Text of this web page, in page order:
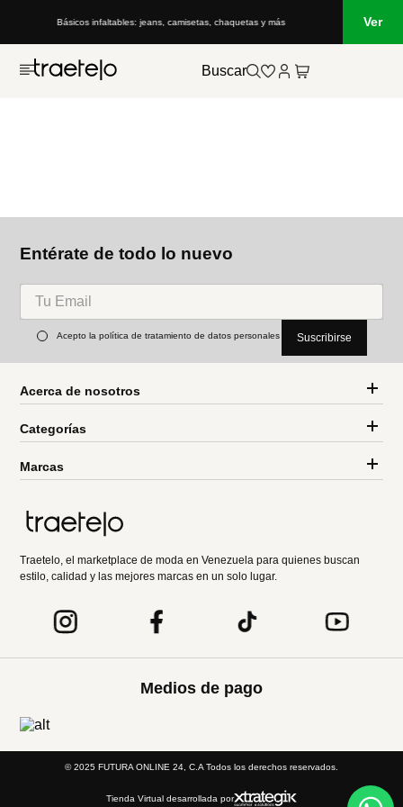
Básicos infaltables: jeans, camisetas, chaquetas y más Ver
Buscar
Entérate de todo lo nuevo
Acepto la política de tratamiento de datos personales Suscribirse
Acerca de nosotros
Categorías
Marcas
Traetelo, el marketplace de moda en Venezuela para quienes buscan
estilo, calidad y las mejores marcas en un solo lugar.
Medios de pago
© 2025 FUTURA ONLINE 24, C.A Todos los derechos reservados.
Tienda Virtual desarrollada por